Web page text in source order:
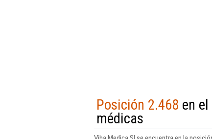
Posición 2.468 en
médicas